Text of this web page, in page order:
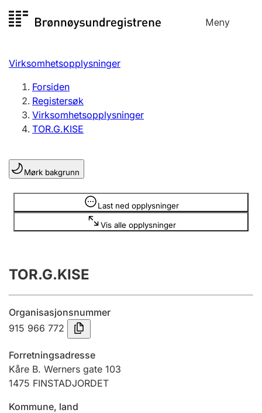
til
Meny
Registersøk
Aksjeselskap
Enkeltpersonforetak
Registrere, endre, slette
Lag og forening
Registrere, endre, slette
Årsregnskap
Innsending og forsinkelsesgebyr
Tinglysing
Jeger
Virksomhetsopplysninger
Forsiden
Registersøk
Virksomhetsopplysninger
TOR.G.KISE
Mørk bakgrunn
Last ned opplysninger
Vis alle opplysninger
Opplysninger er skjult
TOR.G.KISE
Organisasjonsnummer
915 966 772
Forretningsadresse
Kåre B. Werners gate 103
1475 FINSTADJORDET
Kommune, land